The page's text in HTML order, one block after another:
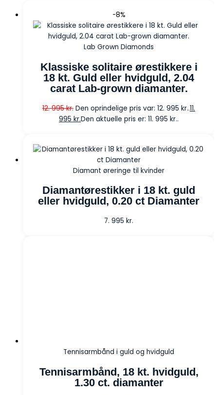
-8%
Lab Grown Diamonds
Klassiske solitaire ørestikkere i
18 kt. Guld eller hvidguld, 2.04
carat Lab-grown diamanter.
12. 995kr. Den oprindelige pris var: 12. 995 kr..11.
995 kr.Den aktuelle pris er: 11. 995 kr..
Diamant øreringe til kvinder
Diamantørestikker i 18 kt. guld
eller hvidguld, 0.20 ct Diamanter
7. 995 kr.
Tennisarmbånd i guld og hvidguld
Tennisarmbånd, 18 kt. hvidguld,
1.30 ct. diamanter